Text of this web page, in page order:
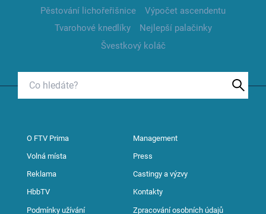
Pěstování lichořeřišnice
Výpočet ascendentu
Tvarohové knedlíky
Nejlepší palačinky
Švestkový koláč
O FTV Prima Management
Volná místa Press
Reklama Castingy a výzvy
HbbTV Kontakty
Podmínky užívání Zpracování osobních údajů